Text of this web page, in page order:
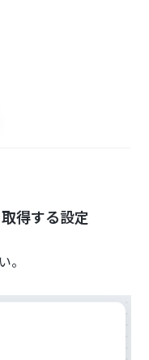
得する設定
。